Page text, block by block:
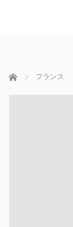
ホーム フランス